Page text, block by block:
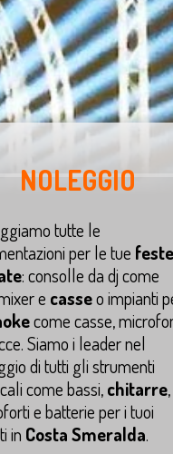
NOLEGGIO
tutte le
per le tue feste
: consolle da dj come
e casseo impianti
come casse,
Siamo i leader nel
di tutti gli strumenti
come bassi,chitarre,
e batterie per i tuoi
in Costa Smeralda.